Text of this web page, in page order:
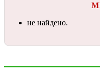
не найдено.